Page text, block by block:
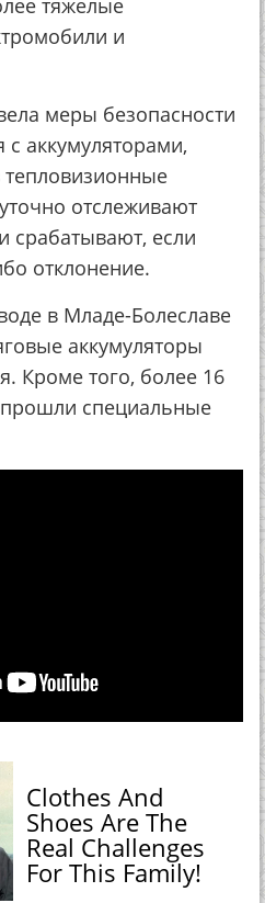
тяжелые
и
меры безопасности
аккумуляторами,
отслеживают
срабатывают, если
отклонение.
в Младе-Болеславе
аккумуляторы
Кроме того, более 16
специальные
Clothes And
Shoes Are The
Real Challenges
For This Family!